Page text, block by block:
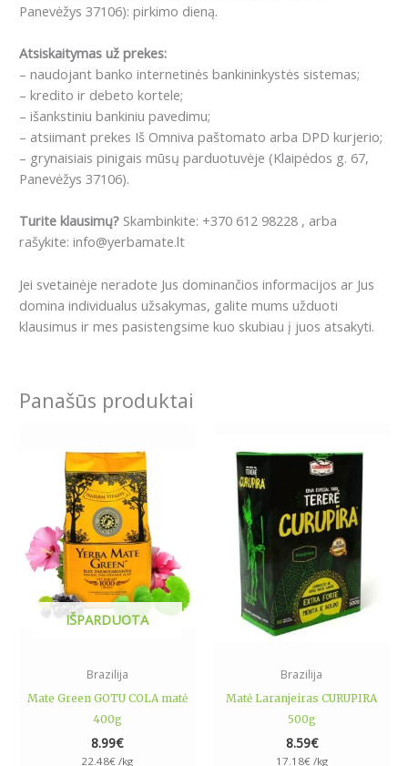
Panevėžys 37106): pirkimo dieną.
Atsiskaitymas už prekes:
– naudojant banko internetinės bankininkystės sistemas;
– kredito ir debeto kortele;
– išankstiniu bankiniu pavedimu;
– atsiimant prekes Iš Omniva paštomato arba DPD kurjerio;
– grynaisiais pinigais mūsų parduotuvėje (Klaipėdos g. 67,
Panevėžys 37106).
Turite klausimų? Skambinkite: +370 612 98228 , arba
rašykite: info@yerbamate.lt
Jei svetainėje neradote Jus dominančios informacijos ar Jus
domina individualus užsakymas, galite mums užduoti
klausimus ir mes pasistengsime kuo skubiau į juos atsakyti.
Panašūs produktai
IŠPARDUOTA
Brazilija
Mate Green GOTU COLA matė
400g
8.99€
22.48€ /kg
Brazilija
Matė Laranjeiras CURUPIRA
500g
8.59€
17.18€/kg